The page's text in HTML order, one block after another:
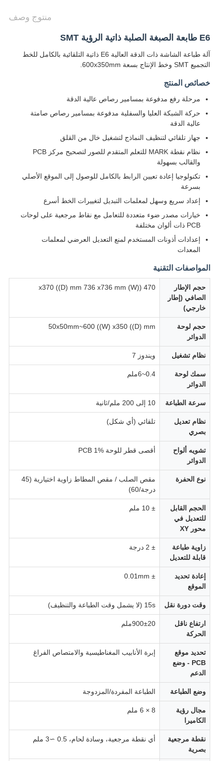
منتوج وصف
E6 طابعة الصبغة الصلبة ذاتية الرؤية SMT
آلة طباعة الشاشة ذات الدقة العالية E6 ذاتية التلقائية بالكامل للخط
التجميع SMT وخط الإنتاج بسعة 600x350mm.
خصائص المنتج
مرحلة رفع مدفوعة بمسامير رصاص عالية الدقة
حركة الشبكة العليا والسفلية مدفوعة بمسامير رصاص صامتة
عالية الدقة
جهاز تلقائي لتنظيف النماذج لتشغيل خال من القلق
نظام نقطة MARK للتعلم المتقدم للصور لتصحيح مركز PCB
والقالب بسهولة
تكنولوجيا إعادة تعيين الرابط بالكامل للوصول إلى الموقع الأصلي
بسرعة
إعداد سريع وسهل لمعلمات التبديل لتغييرات الخط أسرع
خيارات مصدر ضوء متعددة للتعامل مع نقاط مرجعية على لوحات
PCB ذات ألوان مختلفة
إعدادات أذونات المستخدم لمنع التعديل العرضي لمعلمات
المعدات
المواصفات التقنية
حجم الإطار
الصافي (إطار
خارجي)
470 ((W) x370 ((D) mm 736 x736 mm
حجم لوحة
الدوائر
50x50mm~600 ((W) x350 ((D) mm
نظام تشغيل ويندوز 7
سمك لوحة
الدوائر
0.4~6ملم
سرعة الطباعة 10 إلى 200 ملم/ثانية
نظام تعديل
بصري
تلقائي (أي شكل)
تشويه ألواح
الدوائر
أقصى قطر للوحة PCB 1%
نوع الحفرة
مقص الصلب / مقص المطاط زاوية اختيارية (45
درجة/60)
الحجم القابل
للتعديل في
محور XY
± 10 ملم
زاوية طباعة
قابلة للتعديل
± 2 درجة
إعادة تحديد
الموقع
± 0.01mm
وقت دورة نقل 15s (لا يشمل وقت الطباعة والتنظيف)
ارتفاع ناقل
الحركة
900±20ملم
تحديد موقع
PCB - وضع
الدعم
إبرة الأنابيب المغناطيسية والامتصاص الفراغ
وضع الطباعة الطباعة المفردة/المزدوجة
مجال رؤية
الكاميرا
8 × 6 ملم
نقطة مرجعية
بصرية
أي نقطة مرجعية، وسادة لحام، 0.5 ∼3 ملم